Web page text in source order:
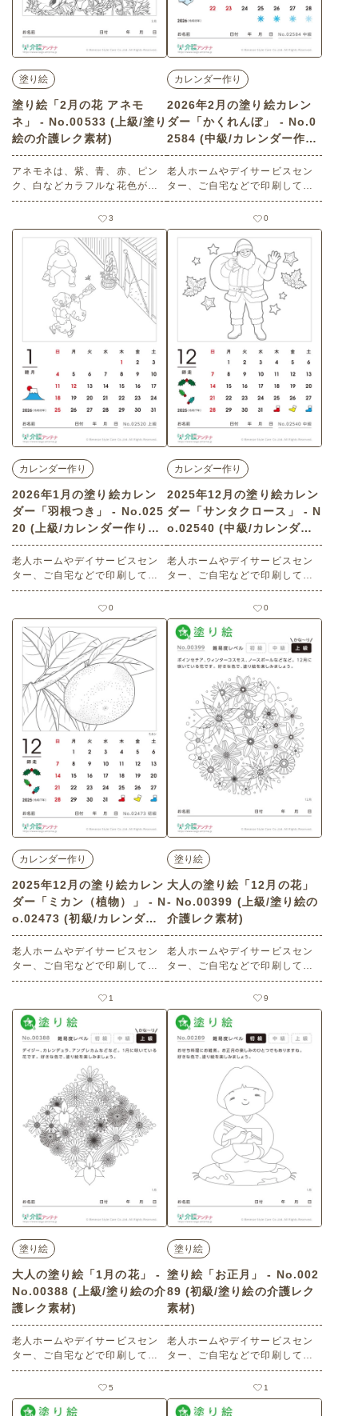
塗り絵
塗り絵「2月の花 アネモ
ネ」 - No.00533 (上級/塗り
絵の介護レク素材)
アネモネは、紫、青、赤、ピン
ク、白などカラフルな花色が特
徴です。 塗り絵を楽しみましょ
センター、ご自宅などで印刷し
てお使いいただける無料の高齢
者向け介護レク素材（塗り絵・
上級）です。
3
カレンダー作り
2026年2月の塗り絵カレン
ダー「かくれんぼ」 - No.0
2584 (中級/カレンダー作り
の介護レク素材)
老人ホームやデイサービスセン
ター、ご自宅などで印刷してお
使いいただける無料の高齢者向
け介護レク素材 2026年2月の塗
り絵カレンダー「かくれんぼ」
（カレンダー作り・中級）で
月・February・２月・昭和の風
景・ウメ・梅
0
カレンダー作り
2026年1月の塗り絵カレン
ダー「羽根つき」 - No.025
20 (上級/カレンダー作りの
介護レク素材)
老人ホームやデイサービスセン
ター、ご自宅などで印刷してお
使いいただける無料の高齢者向
け介護レク素材 2026年1月の塗
り絵カレンダー「羽根つき」
（カレンダー作り・上級）で
す。 関連キーワード：一月・睦
月・January・１月・昭和の風
景・お正月遊び・羽子板・着
物・門松
0
カレンダー作り
2025年12月の塗り絵カレン
ダー「サンタクロース」 - N
o.02540 (中級/カレンダー
作りの介護レク素材)
老人ホームやデイサービスセン
ター、ご自宅などで印刷してお
使いいただける無料の高齢者向
け介護レク素材 2025年12月の
塗り絵カレンダー「サンタクロ
ース」（カレンダー作り・中
級）です。 関連キーワード：十
二月・師走・December・１２
月・プレゼント・クリスマス
0
カレンダー作り
2025年12月の塗り絵カレン
ダー「ミカン（植物）」 - N
o.02473 (初級/カレンダー
作りの介護レク素材)
老人ホームやデイサービスセン
ター、ご自宅などで印刷してお
使いいただける無料の高齢者向
け介護レク素材 2025年12月の
塗り絵カレンダー「ミカン（植
物）」（カレンダー作り・初
級）です。 関連キーワード：十
二月・師走・December・１２
月・みかん・蜜柑・柑橘類・温
州・果物・フルーツ
1
塗り絵
大人の塗り絵「12月の花」
- No.00399 (上級/塗り絵の
介護レク素材)
老人ホームやデイサービスセン
ター、ご自宅などで印刷してお
使いいただける無料の高齢者向
け介護レク素材（塗り絵・上
級）です。
9
塗り絵
大人の塗り絵「1月の花」 -
No.00388 (上級/塗り絵の介
護レク素材)
老人ホームやデイサービスセン
ター、ご自宅などで印刷してお
使いいただける無料の高齢者向
け介護レク素材（塗り絵・上
級）です。
5
塗り絵
塗り絵「お正月」 - No.002
89 (初級/塗り絵の介護レク
素材)
老人ホームやデイサービスセン
ター、ご自宅などで印刷してお
使いいただける無料の高齢者向
け介護レク素材（塗り絵・初
級）です。
1